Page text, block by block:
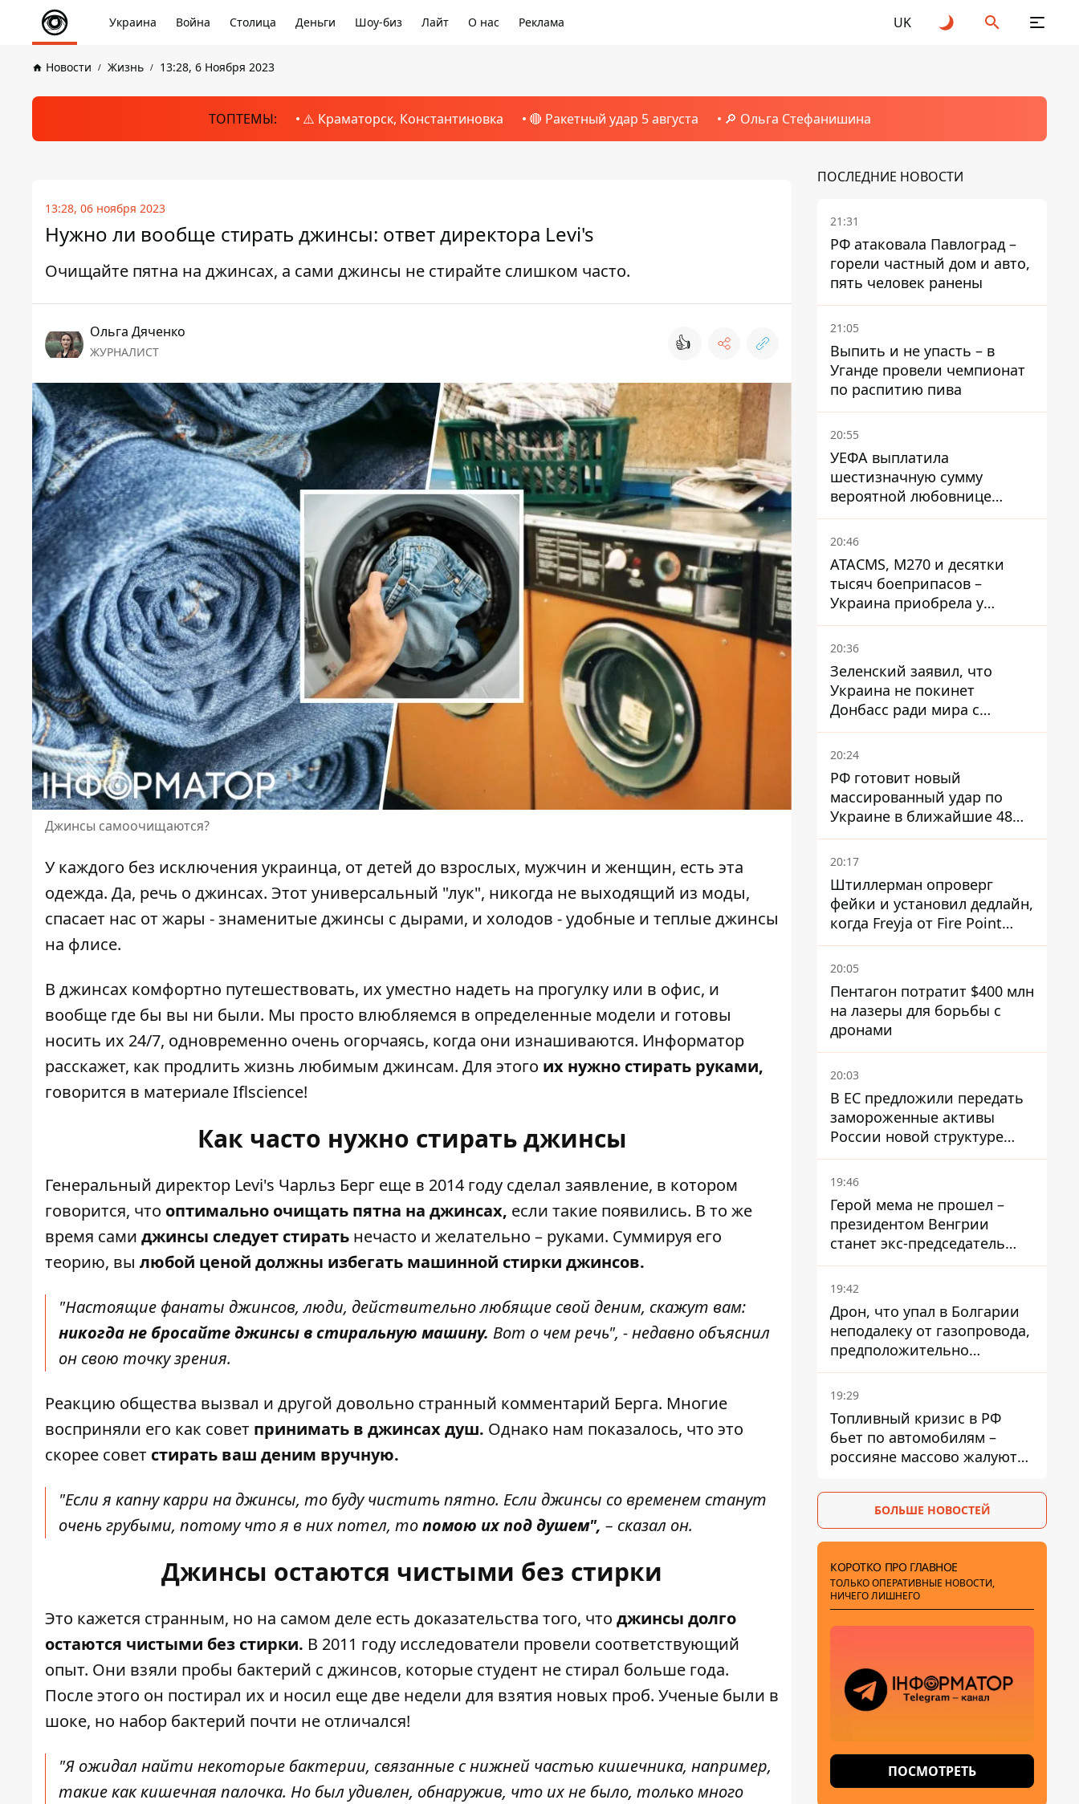
Украина Война Столица Деньги Шоу-биз Лайт О нас Реклама UK
Новости Жизнь 13:28, 6 Ноября 2023
ТОПТЕМЫ: ⚠️ Краматорск, Константиновка 🔴 Ракетный удар 5 августа 🔎 Ольга Стефанишина
13:28, 06 ноября 2023
Нужно ли вообще стирать джинсы: ответ директора Levi's
Очищайте пятна на джинсах, а сами джинсы не стирайте слишком часто.
Ольга Дяченко
ЖУРНАЛИСТ 👍
Джинсы самоочищаются?
У каждого без исключения украинца, от детей до взрослых, мужчин и женщин, есть эта
одежда. Да, речь о джинсах. Этот универсальный "лук", никогда не выходящий из моды,
спасает нас от жары -знаменитые джинсы с дырами, и холодов - удобные и теплые джинсы
на флисе.
В джинсах комфортно путешествовать, их уместно надеть на прогулку или в офис, и
вообще где бы вы ни были. Мы просто влюбляемся в определенные модели и готовы
носить их 24/7, одновременно очень огорчаясь, когда они изнашиваются. Информатор
расскажет, как продлить жизнь любимым джинсам. Для этого их нужно стирать руками,
говорится в материалеIflscience!
Как часто нужно стирать джинсы
Генеральный директор Levi's Чарльз Берг еще в 2014 году сделал заявление, в котором
говорится, что оптимально очищать пятна на джинсах, если такие появились. В то же
время сами джинсы следует стирать нечасто и желательно – руками. Суммируя его
теорию, вы любой ценой должны избегать машинной стирки джинсов.
"Настоящие фанаты джинсов, люди, действительно любящие свой деним, скажут вам:
никогда не бросайте джинсы в стиральную машину. Вот о чем речь", - недавно объяснил
он свою точку зрения.
Реакцию общества вызвал и другой довольно странный комментарий Берга. Многие
восприняли его как совет принимать в джинсах душ. Однако нам показалось, что это
скорее совет стирать ваш деним вручную.
"Если я капну карри на джинсы, то буду чистить пятно. Если джинсы со временем станут
очень грубыми, потому что я в них потел, топомою их под душем", – сказал он.
Джинсы остаются чистыми без стирки
Это кажется странным, но на самом деле есть доказательства того, что джинсы долго
остаются чистыми без стирки. В 2011 году исследователи провели соответствующий
опыт. Они взяли пробы бактерий с джинсов, которые студент не стирал больше года.
После этого он постирал их и носил еще две недели для взятия новых проб. Ученые были в
шоке, но набор бактерий почти не отличался!
"Я ожидал найти некоторые бактерии, связанные с нижней частью кишечника, например,
такие как кишечная палочка. Но был удивлен, обнаружив, что их не было, только много
ПОСЛЕДНИЕ НОВОСТИ
21:31
РФ атаковала Павлоград –
горели частный дом и авто,
пять человек ранены
21:05
Выпить и не упасть – в
Уганде провели чемпионат
по распитию пива
20:55
УЕФА выплатила
шестизначную сумму
вероятной любовнице
Инфантино - The Telegraph
20:46
ATACMS, M270 и десятки
тысяч боеприпасов –
Украина приобрела у
Турции мощный пакет
вооружения
20:36
Зеленский заявил, что
Украина не покинет
Донбасс ради мира с
Россией
20:24
РФ готовит новый
массированный удар по
Украине в ближайшие 48
часов – разведка США
20:17
Штиллерман опроверг
фейки и установил дедлайн,
когда Freyja от Fire Point
полноценно заработает
против баллистики
20:05
Пентагон потратит $400 млн
на лазеры для борьбы с
дронами
20:03
В ЕС предложили передать
замороженные активы
России новой структуре
блока
19:46
Герой мема не прошел –
президентом Венгрии
станет экс-председатель
Верховного Суда, которого
критиковал Орбан.
19:42
Дрон, что упал в Болгарии
неподалеку от газопровода,
предположительно
украинский - Минобороны
страны
19:29
Топливный кризис в РФ
бьет по автомобилям –
россияне массово жалуются
некачественного бензина
БОЛЬШЕ НОВОСТЕЙ
КОРОТКО ПРО ГЛАВНОЕ
ТОЛЬКО ОПЕРАТИВНЫЕ НОВОСТИ,
НИЧЕГО ЛИШНЕГО
ПОСМОТРЕТЬ